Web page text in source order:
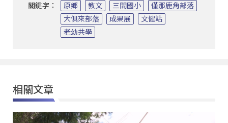
關鍵字： 原鄉 教文 三間國小
僅那鹿角部落
大俱來部落
成果展
文健站
老幼共學
相關文章